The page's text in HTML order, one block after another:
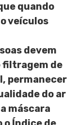
quando
veículos
devem
filtragem de
permanecer
do ar
máscara